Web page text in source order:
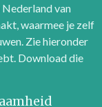
van
waarmee je zelf
Zie hieronder
Download die